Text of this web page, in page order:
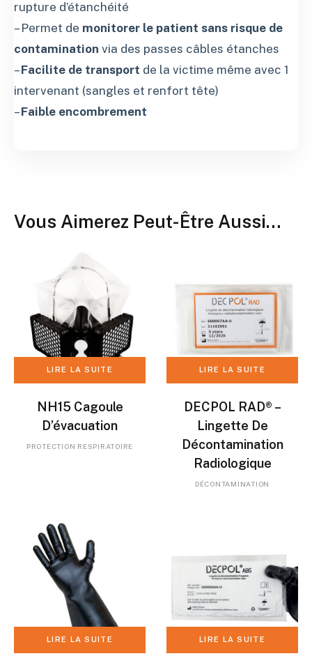
rupture d’étanchéité
– Permet de monitorer le patient sans risque de
contamination via des passes câbles étanches
–Facilite de transport de la victime même avec 1
intervenant (sangles et renfort tête)
–Faible encombrement
Vous Aimerez Peut-Être Aussi…
LIRE LA SUITE
NH15 Cagoule
D’évacuation
PROTECTION RESPIRATOIRE
LIRE LA SUITE
DECPOL RAD® –
Lingette De
Décontamination
Radiologique
DÉCONTAMINATION
LIRE LA SUITE LIRE LA SUITE